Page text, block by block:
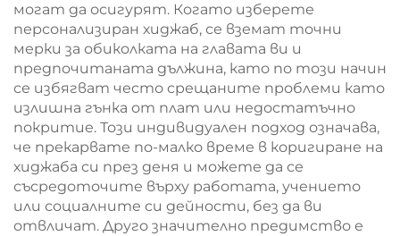
могат да осигурят. Когато изберете
персонализиран хиджаб, се вземат точни
мерки за обиколката на главата ви и
предпочитаната дължина, като по този начин
се избягват често срещаните проблеми като
излишна гънка от плат или недостатъчно
покритие. Този индивидуален подход означава,
че прекарвате по-малко време в коригиране на
хиджаба си през деня и можете да се
съсредоточите върху работата, учението
или социалните си дейности, без да ви
отвличат. Друго значително предимство е